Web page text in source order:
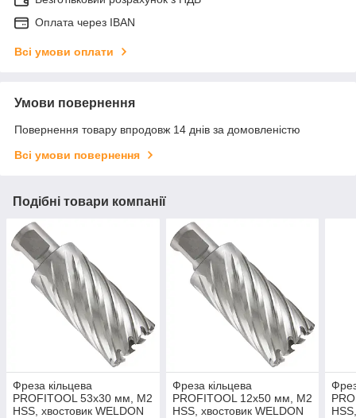
Оплата через IBAN
Всі умови оплати
Умови повернення
Повернення товару впродовж 14 днів за домовленістю
Всі умови повернення
Подібні товари компанії
Фреза кільцева
PROFITOOL 53х30 мм, M2
HSS, хвостовик WELDON
Фреза кільцева
PROFITOOL 12х50 мм, M2
HSS, хвостовик WELDON